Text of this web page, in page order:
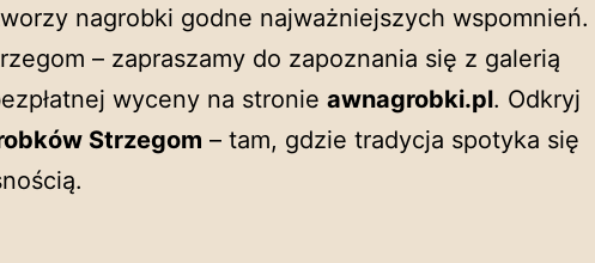
nagrobki godne najważniejszych wspomnień.
– zapraszamy do zapoznania się z galerią
wyceny na stronie awnagrobki.pl. Odkryj
Strzegom – tam, gdzie tradycja spotyka się